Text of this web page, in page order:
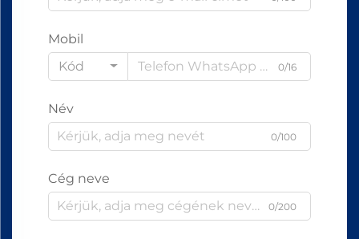
Mobil
Kód
0/16
Név
0/100
Cég neve
0/200